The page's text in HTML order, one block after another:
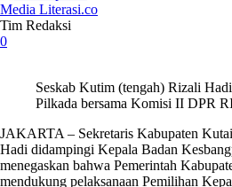
Media Literasi.co
Tim Redaksi
0
Seskab Kutim (tengah) Rizali
Pilkada bersama Komisi II DPR
JAKARTA – Sekretaris Kabupaten
Hadi didampingi Kepala Badan
menegaskan bahwa Pemerintah
mendukung pelaksanaan Pemilihan